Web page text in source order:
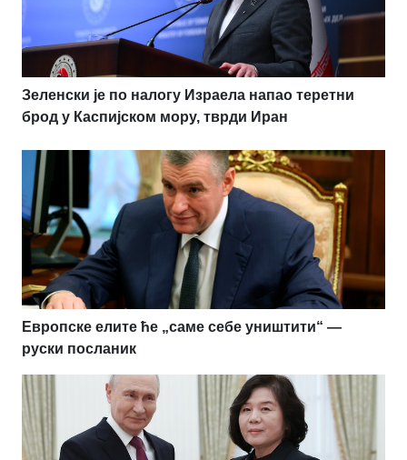
Зеленски је по налогу Израела напао теретни
брод у Каспијском мору, тврди Иран
Европске елите ће „саме себе уништити“ —
руски посланик